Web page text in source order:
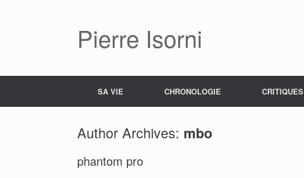
Pierre Isorni
SA VIE CHRONOLOGIE CRITIQUES
Author Archives: mbo
phantom pro